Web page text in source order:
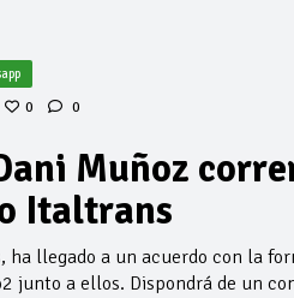
0 0
Muñoz
Italtrans
ha llegado a un acuerdo con la
junto a ellos. Dispondrá de un